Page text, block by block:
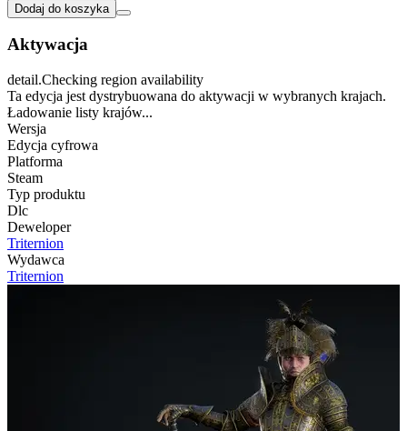
Dodaj do koszyka
Aktywacja
detail.Checking region availability
Ta edycja jest dystrybuowana do aktywacji w wybranych krajach.
Ładowanie listy krajów...
Wersja
Edycja cyfrowa
Platforma
Steam
Typ produktu
Dlc
Deweloper
Triternion
Wydawca
Triternion